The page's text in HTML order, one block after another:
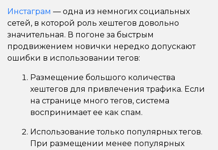
Инстаграм — одна из немногих социальных
сетей, в которой роль хештегов довольно
значительная. В погоне за быстрым
продвижением новички нередко допускают
ошибки в использовании тегов:
Размещение большого количества
хештегов для привлечения трафика. Если
на странице много тегов, система
воспринимает ее как спам.
Использование только популярных тегов.
При размещении менее популярных